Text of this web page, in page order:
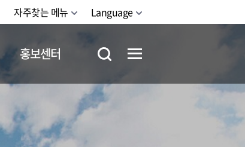
자주찾는 메뉴 Language
홍보센터